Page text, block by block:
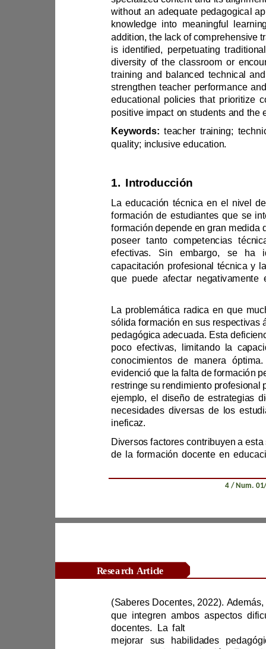
Revista Científica Zambos / Vol. 04
without an adequa
is identified, perpetuat
strengthen teacher performa
Keywords:
quality; inclusive education.
1. Introducción
poseer t
que puede afectar negativame
poco efectiv
restringe su rendimiento
ineficaz.
Research Article
docentes. La falt